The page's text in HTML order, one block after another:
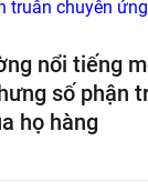
nổi tiếng
số phận
họ hàng